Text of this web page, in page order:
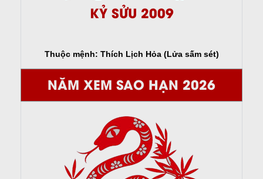
KỶ SỬU 2009
Thuộc mệnh: Thích Lịch Hỏa (Lửa sấm sét)
NĂM XEM SAO HẠN 2026